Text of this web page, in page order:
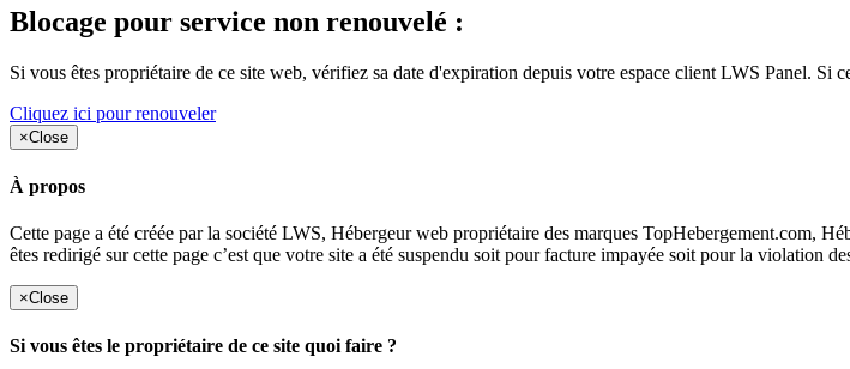
Blocage pour service non renouvelé :
Si vous êtes propriétaire de ce site web, vérifiez sa date d'expiration depuis votre espace client LWS Panel.
Cliquez ici pour renouveler
×Close
À propos
Cette page a été créée par la société LWS, Hébergeur web propriétaire des marques TopHebergement.com,
êtes redirigé sur cette page c’est que votre site a été suspendu soit pour facture impayée soit pour la violation
×Close
Si vous êtes le propriétaire de ce site quoi faire ?